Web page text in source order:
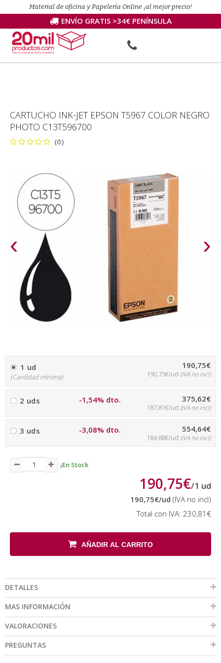
Material de oficina y Papelería Online ¡al mejor precio!
ENVÍO GRATIS >34€ PENÍNSULA
CARTUCHO INK-JET EPSON T5967 COLOR NEGRO
PHOTO C13T596700
(0)
‹ ›
1 ud
(Cantidad mínima)
190,75€
190,75€/ud (IVA no incl)
2 uds -1,54% dto. 375,62€
187,81€/ud (IVA no incl)
3 uds -3,08% dto. 554,64€
184,88€/ud (IVA no incl)
¡En Stock
190,75€/1 ud
190,75€/ud (IVA no incl)
Total con IVA: 230,81€
AÑADIR AL CARRITO
DETALLES
MAS INFORMACIÓN
VALORACIONES
PREGUNTAS